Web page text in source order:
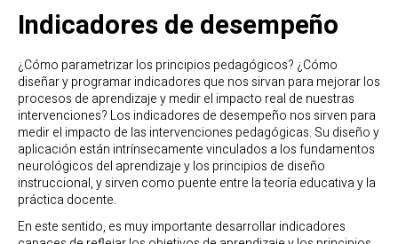
Indicadores de desempeño
¿Cómo parametrizar los principios pedagógicos? ¿Cómo
diseñar y programar indicadores que nos sirvan para mejorar los
procesos de aprendizaje y medir el impacto real de nuestras
intervenciones? Los indicadores de desempeño nos sirven para
medir el impacto de las intervenciones pedagógicas. Su diseño y
aplicación están intrínsecamente vinculados a los fundamentos
neurológicos del aprendizaje y los principios de diseño
instruccional, y sirven como puente entre la teoría educativa y la
práctica docente.
En este sentido, es muy importante desarrollar indicadores